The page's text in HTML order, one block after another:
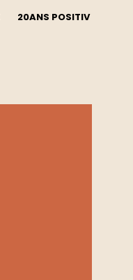
20ANS POSITIV